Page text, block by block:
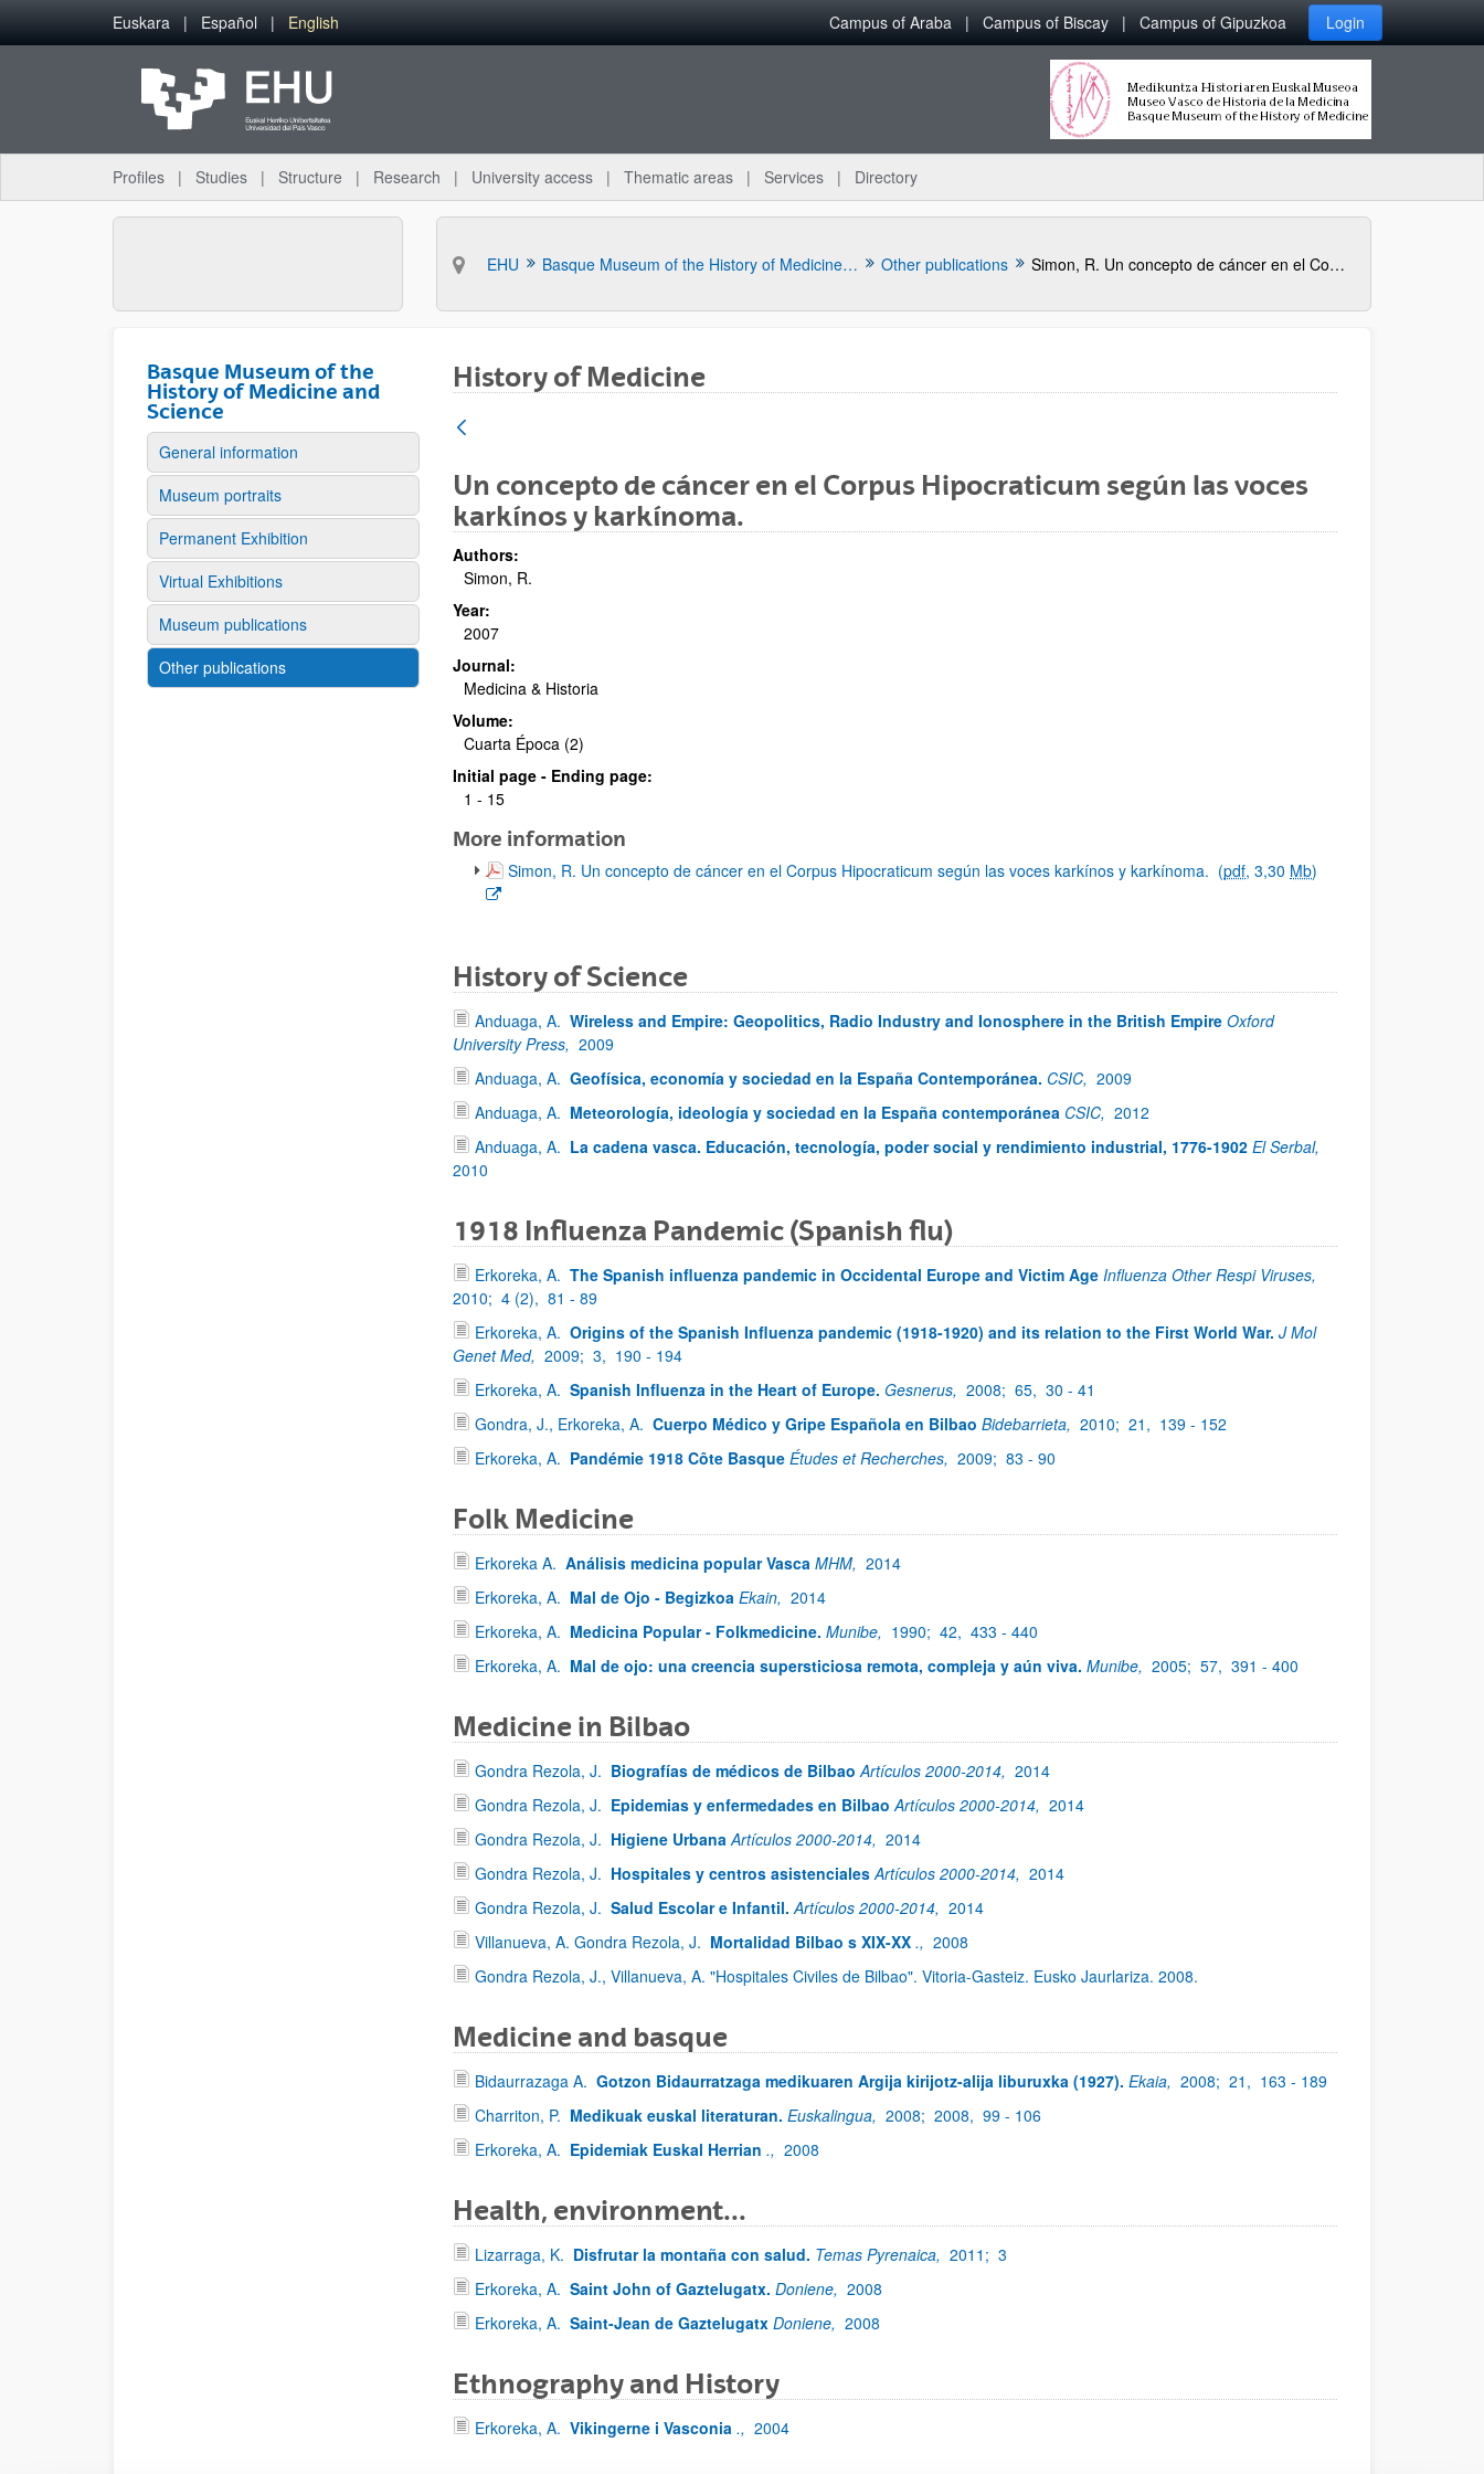
Skip to Main Content
Euskara Español English Campus of Araba Campus of Biscay Campus of Gipuzkoa Login
Profiles Studies Structure Research University access Thematic areas Services Directory
EHU Basque Museum of the History of Medicine and Science Other publications Simon, R. Un concepto de cáncer en el Corpus Hipocraticum según las voces karkínos y karkínoma.
Basque Museum of the
History of Medicine and
Science
General information
Museum portraits
Permanent Exhibition
Virtual Exhibitions
Museum publications
Other publications
History of Medicine
Un concepto de cáncer en el Corpus Hipocraticum según las voces
karkínos y karkínoma.
Authors:
Simon, R.
Year:
2007
Journal:
Medicina & Historia
Volume:
Cuarta Época (2)
Initial page - Ending page:
1 - 15
More information
(Opens New Window)
Simon, R. Un concepto de cáncer en el Corpus Hipocraticum según las voces karkínos y karkínoma. (pdf, 3,30 Mb)
History of Science
Anduaga, A. Wireless and Empire: Geopolitics, Radio Industry and Ionosphere in the British Empire Oxford
University Press, 2009
Anduaga, A. Geofísica, economía y sociedad en la España Contemporánea. CSIC, 2009
Anduaga, A. Meteorología, ideología y sociedad en la España contemporánea CSIC, 2012
Anduaga, A. La cadena vasca. Educación, tecnología, poder social y rendimiento industrial, 1776-1902 El Serbal,
2010
1918 Influenza Pandemic (Spanish flu)
Erkoreka, A. The Spanish influenza pandemic in Occidental Europe and Victim Age Influenza Other Respi Viruses,
2010; 4 (2), 81 - 89
Erkoreka, A. Origins of the Spanish Influenza pandemic (1918-1920) and its relation to the First World War. J Mol
Genet Med, 2009; 3, 190 - 194
Erkoreka, A. Spanish Influenza in the Heart of Europe. Gesnerus, 2008; 65, 30 - 41
Gondra, J., Erkoreka, A. Cuerpo Médico y Gripe Española en Bilbao Bidebarrieta, 2010; 21, 139 - 152
Erkoreka, A. Pandémie 1918 Côte Basque Études et Recherches, 2009; 83 - 90
Folk Medicine
Erkoreka A. Análisis medicina popular Vasca MHM, 2014
Erkoreka, A. Mal de Ojo - Begizkoa Ekain, 2014
Erkoreka, A. Medicina Popular - Folkmedicine. Munibe, 1990; 42, 433 - 440
Erkoreka, A. Mal de ojo: una creencia supersticiosa remota, compleja y aún viva. Munibe, 2005; 57, 391 - 400
Medicine in Bilbao
Gondra Rezola, J. Biografías de médicos de Bilbao Artículos 2000-2014, 2014
Gondra Rezola, J. Epidemias y enfermedades en Bilbao Artículos 2000-2014, 2014
Gondra Rezola, J. Higiene Urbana Artículos 2000-2014, 2014
Gondra Rezola, J. Hospitales y centros asistenciales Artículos 2000-2014, 2014
Gondra Rezola, J. Salud Escolar e Infantil. Artículos 2000-2014, 2014
Villanueva, A. Gondra Rezola, J. Mortalidad Bilbao s XIX-XX ., 2008
Gondra Rezola, J., Villanueva, A. "Hospitales Civiles de Bilbao". Vitoria-Gasteiz. Eusko Jaurlariza. 2008.
Medicine and basque
Bidaurrazaga A. Gotzon Bidaurratzaga medikuaren Argija kirijotz-alija liburuxka (1927). Ekaia, 2008; 21, 163 - 189
Charriton, P. Medikuak euskal literaturan. Euskalingua, 2008; 2008, 99 - 106
Erkoreka, A. Epidemiak Euskal Herrian ., 2008
Health, environment...
Lizarraga, K. Disfrutar la montaña con salud. Temas Pyrenaica, 2011; 3
Erkoreka, A. Saint John of Gaztelugatx. Doniene, 2008
Erkoreka, A. Saint-Jean de Gaztelugatx Doniene, 2008
Ethnography and History
Erkoreka, A. Vikingerne i Vasconia ., 2004